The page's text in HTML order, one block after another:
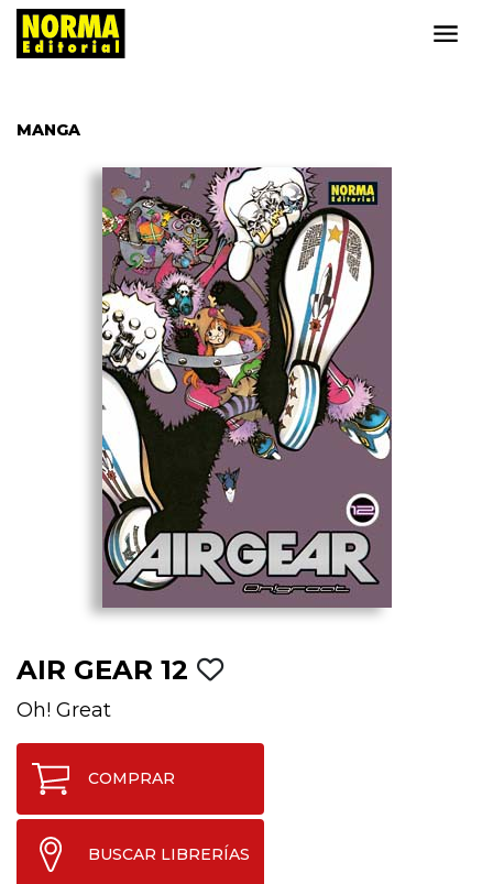
MANGA
AIR GEAR 12
Oh! Great
COMPRAR
BUSCAR LIBRERÍAS